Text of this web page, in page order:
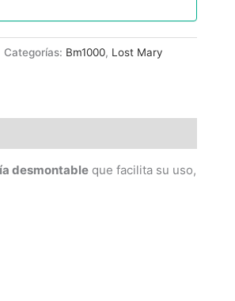
Categorías: Bm1000, Lost Mary
desmontable que facilita su uso,